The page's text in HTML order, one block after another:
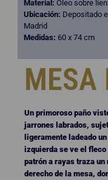
Material: Óleo sobre
Ubicación: Depositado
Madrid
Medidas: 60 x 74 cm
MESA
Un primoroso paño
jarrones labrados,
ligeramente ladeado
izquierda se ve el fleco
patrón a rayas traza
derecho de la mesa,